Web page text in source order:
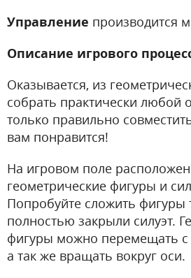
Управление производится
Описание игрового
Оказывается, из
собрать практически любой
только правильно
вам понравится!
На игровом поле
геометрические фигуры и
Попробуйте сложить фигуры
полностью закрыли силуэт.
фигуры можно перемещать
а так же вращать вокруг оси.